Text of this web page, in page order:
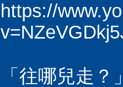
https://
「往哪兒走？